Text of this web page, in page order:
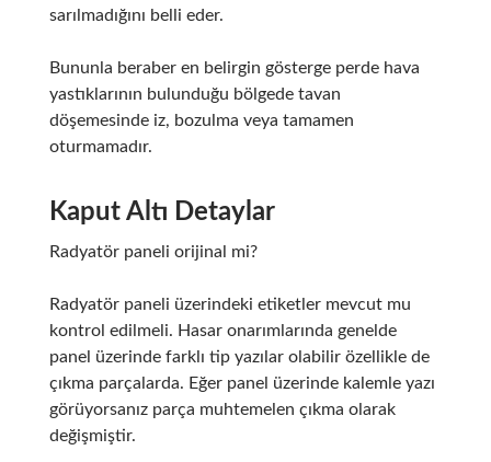
sarılmadığını belli eder.
Bununla beraber en belirgin gösterge perde hava
yastıklarının bulunduğu bölgede tavan
döşemesinde iz, bozulma veya tamamen
oturmamadır.
Kaput Altı Detaylar
Radyatör paneli orijinal mi?
Radyatör paneli üzerindeki etiketler mevcut mu
kontrol edilmeli. Hasar onarımlarında genelde
panel üzerinde farklı tip yazılar olabilir özellikle de
çıkma parçalarda. Eğer panel üzerinde kalemle yazı
görüyorsanız parça muhtemelen çıkma olarak
değişmiştir.